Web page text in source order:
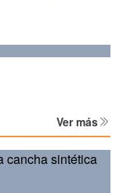
Ver más